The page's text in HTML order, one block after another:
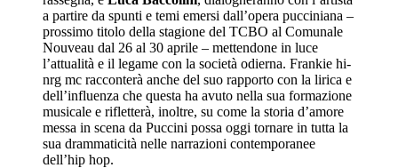
a partire da spunti e temi emersi dall’opera pucciniana –
prossimo titolo della stagione del TCBO al Comunale
Nouveau dal 26 al 30 aprile – mettendone in luce
l’attualità e il legame con la società odierna. Frankie hi-
nrg mc racconterà anche del suo rapporto con la lirica e
dell’influenza che questa ha avuto nella sua formazione
musicale e rifletterà, inoltre, su come la storia d’amore
messa in scena da Puccini possa oggi tornare in tutta la
sua drammaticità nelle narrazioni contemporanee
dell’hip hop.